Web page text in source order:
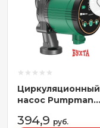
Циркуляционный
насос Pumpman
394,9 руб.